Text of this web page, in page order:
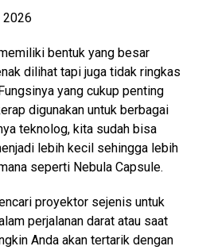
2026
bentuk yang besar
dilihat tapi juga tidak ringkas
yang cukup penting
digunakan untuk berbagai
teknolog, kita sudah bisa
lebih kecil sehingga lebih
seperti Nebula Capsule.
proyektor sejenis untuk
perjalanan darat atau saat
Anda akan tertarik dengan